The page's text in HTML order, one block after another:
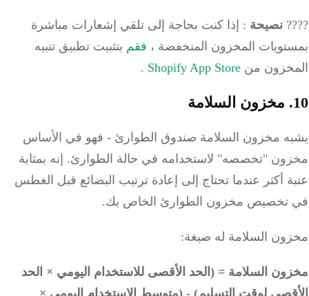
نصيحة: إذا كنت بحاجة إلى تلقي إشعارات مباشرة
المخزون المنخفضة ،فقمبتثبيت تطبيق تنبيه
منShopify App Store
.
مخزون السلامة صندوق الطوارئ - فهو في الأساس
"تخصصه" لاستخدامه في حالة الطوارئ. إنه بمثابة
أكثر عندما تحتاج إلى إعادة ترتيب البضائع قبل الغطس
مخزون الطوارئ الخاص بك.
السلامة له صيغة:
السلامة = (الحد الأقصى للاستخدام اليومي × الحد
لوقت التسليم) - (متوسط الاستخدام اليومي ×